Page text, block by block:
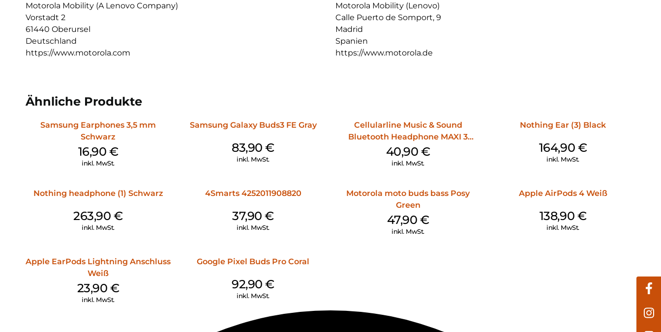
Motorola Mobility (A Lenovo Company)
Vorstadt 2
61440 Oberursel
Deutschland
https://www.motorola.com
Motorola Mobility (Lenovo)
Calle Puerto de Somport, 9
Madrid
Spanien
https://www.motorola.de
Ähnliche Produkte
Samsung Earphones 3,5 mm
Schwarz
16,90 €
inkl. MwSt.
Samsung Galaxy Buds3 FE Gray
83,90€
inkl. MwSt.
Cellularline Music & Sound
Bluetooth Headphone MAXI 3
Purple
40,90 €
inkl. MwSt.
Nothing Ear (3) Black
164,90 €
inkl. MwSt.
Nothing headphone (1) Schwarz
263,90€
inkl. MwSt.
4Smarts 4252011908820
37,90€
inkl. MwSt.
Motorola moto buds bass Posy
Green
47,90 €
inkl. MwSt.
Apple AirPods 4 Weiß
138,90 €
inkl. MwSt.
Apple EarPods Lightning Anschluss
Weiß
23,90 €
inkl. MwSt.
Google Pixel Buds Pro Coral
92,90€
inkl. MwSt.